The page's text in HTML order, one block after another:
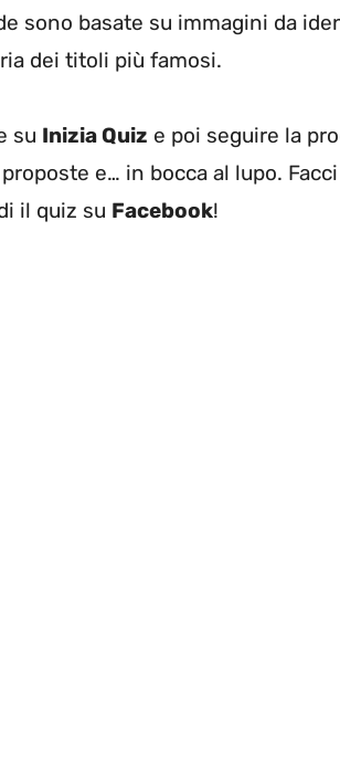
sono basate su immagini da
dei titoli più famosi.
su Inizia Quiz e poi seguire la
e… in bocca al lupo.
il quiz su Facebook!